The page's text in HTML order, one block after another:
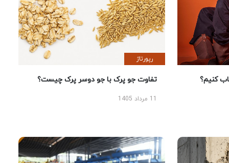
کنیم؟
رپورتاژ
تفاوت جو پرک با جو دوسر پرک چیست؟